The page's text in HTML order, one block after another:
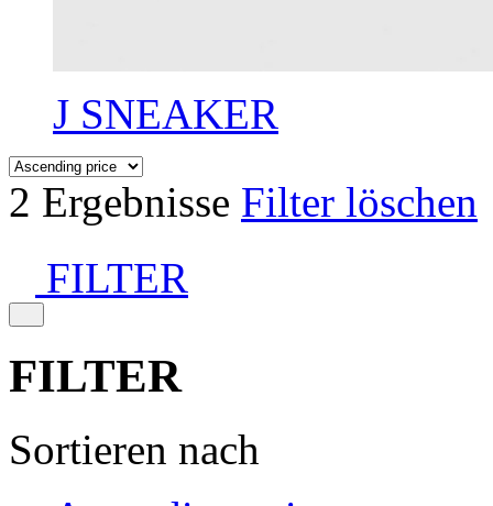
J SNEAKER
2 Ergebnisse Filter löschen
FILTER
FILTER
Sortieren nach